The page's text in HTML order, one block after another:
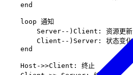
    end
    loop 通知
        Server--)Client: 资源更新
        Client--)Server: 状态变化
    end
    Host->>Client: 终止